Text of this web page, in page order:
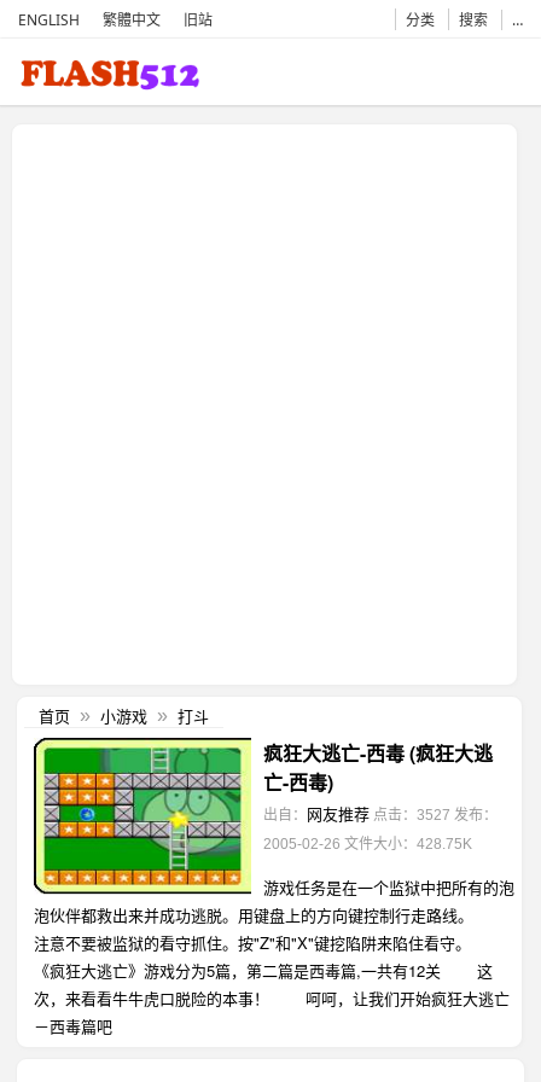
ENGLISH 繁體中文 旧站 分类 搜索 …
首页 » 小游戏 » 打斗
疯狂大逃亡-西毒 (疯狂大逃
亡-西毒)
出自： 网友推荐 点击：3527 发布：
2005-02-26 文件大小：428.75K
游戏任务是在一个监狱中把所有的泡
泡伙伴都救出来并成功逃脱。用键盘上的方向键控制行走路线。
注意不要被监狱的看守抓住。按"Z"和"X"键挖陷阱来陷住看守。
《疯狂大逃亡》游戏分为5篇，第二篇是西毒篇,一共有12关 这
次，来看看牛牛虎口脱险的本事！ 呵呵，让我们开始疯狂大逃亡
－西毒篇吧